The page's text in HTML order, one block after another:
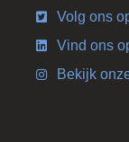
Volg ons
Vind ons
Bekijk